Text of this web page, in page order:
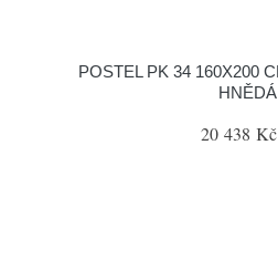
POSTEL PK 34 160X200
HNĚDÁ
20 438 Kč